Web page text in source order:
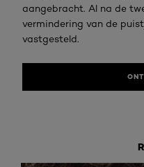
aangebracht. Al na de
vermindering van de
vastgesteld.